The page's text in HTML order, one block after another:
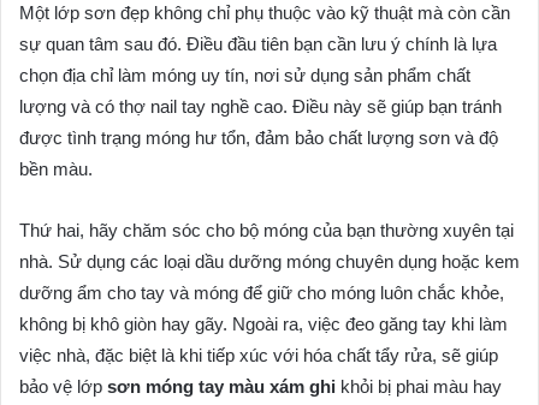
Một lớp sơn đẹp không chỉ phụ thuộc vào kỹ thuật mà còn cần
sự quan tâm sau đó. Điều đầu tiên bạn cần lưu ý chính là lựa
chọn địa chỉ làm móng uy tín, nơi sử dụng sản phẩm chất
lượng và có thợ nail tay nghề cao. Điều này sẽ giúp bạn tránh
được tình trạng móng hư tổn, đảm bảo chất lượng sơn và độ
bền màu.
Thứ hai, hãy chăm sóc cho bộ móng của bạn thường xuyên tại
nhà. Sử dụng các loại dầu dưỡng móng chuyên dụng hoặc kem
dưỡng ẩm cho tay và móng để giữ cho móng luôn chắc khỏe,
không bị khô giòn hay gãy. Ngoài ra, việc đeo găng tay khi làm
việc nhà, đặc biệt là khi tiếp xúc với hóa chất tẩy rửa, sẽ giúp
bảo vệ lớp sơn móng tay màu xám ghi khỏi bị phai màu hay